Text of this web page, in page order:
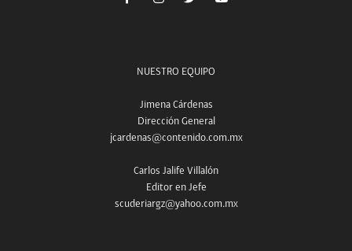
NUESTRO EQUIPO
Jimena Cárdenas
Dirección General
jcardenas@contenido.com.mx
Carlos Jalife Villalón
Editor en Jefe
scuderiargz@yahoo.com.mx